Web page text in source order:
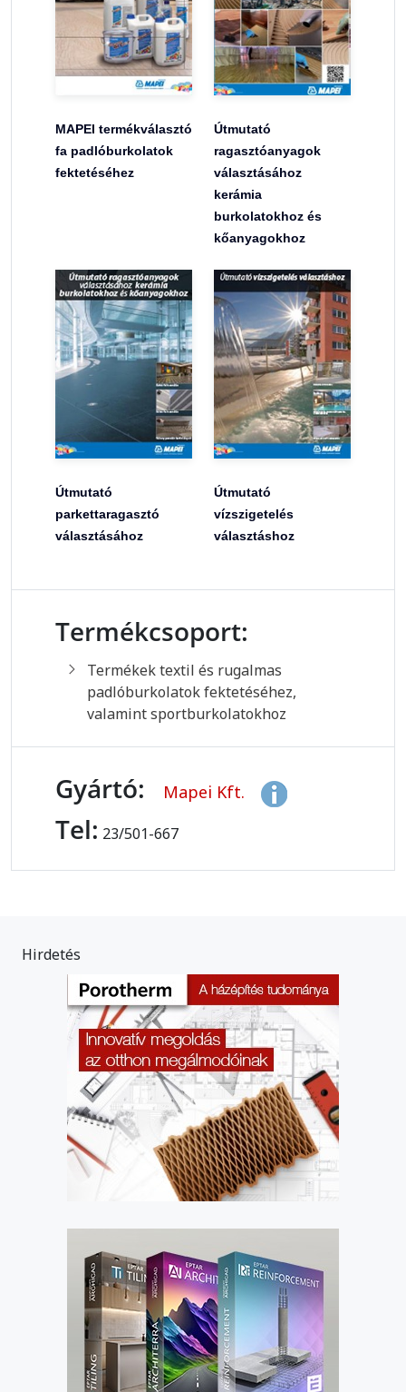
MAPEI termékválasztó
fa padlóburkolatok
fektetéséhez
Útmutató
ragasztóanyagok
választásához
kerámia
burkolatokhoz és
kőanyagokhoz
Útmutató
parkettaragasztó
választásához
Útmutató
vízszigetelés
választáshoz
Termékcsoport:
Termékek textil és rugalmas
padlóburkolatok fektetéséhez,
valamint sportburkolatokhoz
Gyártó: Mapei Kft.
Tel: 23/501-667
Hirdetés